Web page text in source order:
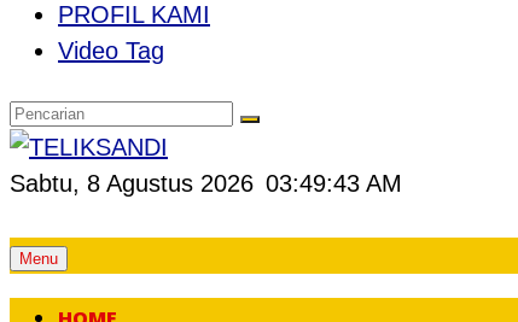
PROFIL KAMI
Video Tag
Sabtu, 8 Agustus 2026 03:49:44 AM
Skip
Menu